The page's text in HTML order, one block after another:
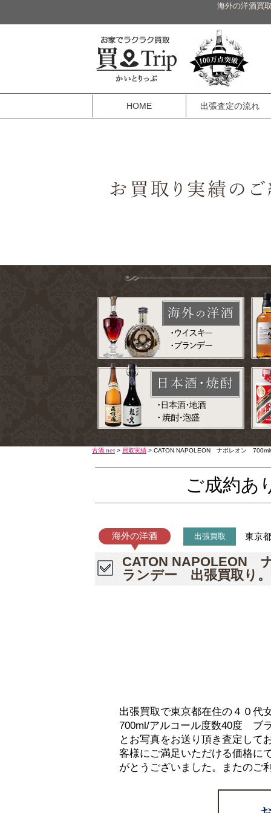
海外の洋酒買
HOME 出張査定の流れ
古酒.net > 買取実績 > CATON NAPOLEON ナポレオン
ご成約あ
海外の洋酒 出張買取 東京
CATON NAPOLEON
ランデー 出張買取り。
出張買取で東京都在住の４０
700ml/アルコール度数40度 ブ
とお写真をお送り頂き査定して
客様にご満足いただける価格に
がとうございました。またのご